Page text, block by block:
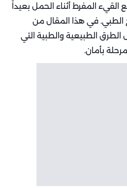
المفرط أثناء الحمل بعيداً
الطبي. في هذا المقال من
الطبيعية والطبية التي
بأمان.